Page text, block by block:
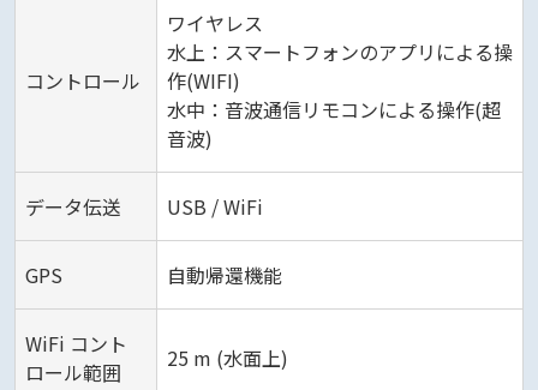
コントロール
ワイヤレス
水上：スマートフォンのアプリによる操
作(WIFI)
水中：音波通信リモコンによる操作(超
音波)
データ伝送 USB / WiFi
GPS 自動帰還機能
WiFi コント
ロール範囲
25 m (水面上)